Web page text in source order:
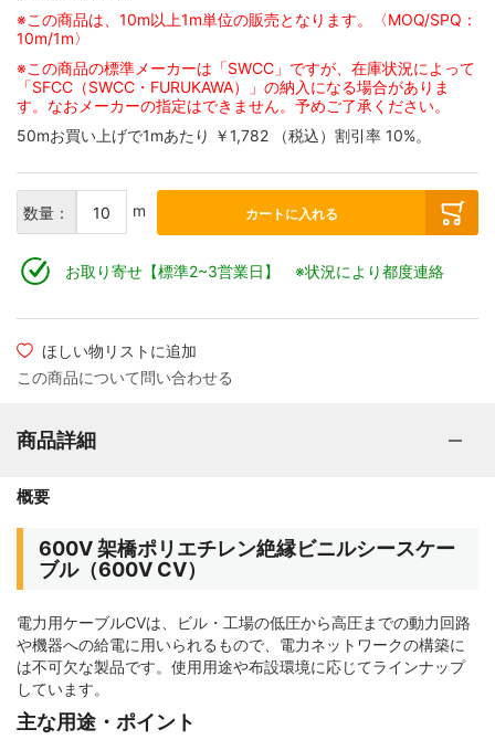
マグネットワイヤー余剰品
※この商品は、10m以上1m単位の販売となります。〈MOQ/SPQ：
10m/1m〉
※この商品の標準メーカーは「SWCC」ですが、在庫状況によって
「SFCC （SWCC ・ FURUKAWA）」の納入になる場合がありま
す。なおメーカーの指定はできません。予めご了承ください。
50mお買い上げで1mあたり ￥1,782 （税込） 割引率 10%。
数量： m カートに入れる
お取り寄せ【標準2~3営業日】 ※状況により都度連絡
ほしい物リストに追加
この商品について問い合わせる
商品詳細
概要
600V 架橋ポリエチレン絶縁ビニルシースケー
ブル（600V CV）
電力用ケーブルCVは、ビル・工場の低圧から高圧までの動力回路
や機器への給電に用いられるもので、電力ネットワークの構築に
は不可欠な製品です。使用用途や布設環境に応じてラインナップ
しています。
主な用途・ポイント